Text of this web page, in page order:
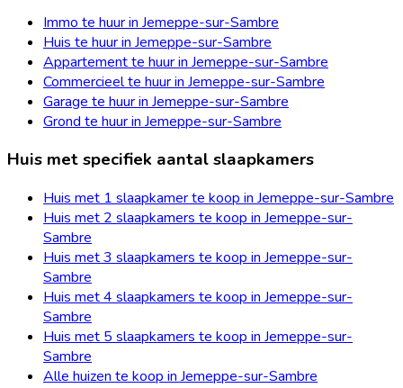
Immo te huur in Jemeppe-sur-Sambre
Huis te huur in Jemeppe-sur-Sambre
Appartement te huur in Jemeppe-sur-Sambre
Commercieel te huur in Jemeppe-sur-Sambre
Garage te huur in Jemeppe-sur-Sambre
Grond te huur in Jemeppe-sur-Sambre
Huis met specifiek aantal slaapkamers
Huis met 1 slaapkamer te koop in Jemeppe-sur-Sambre
Huis met 2 slaapkamers te koop in Jemeppe-sur-
Sambre
Huis met 3 slaapkamers te koop in Jemeppe-sur-
Sambre
Huis met 4 slaapkamers te koop in Jemeppe-sur-
Sambre
Huis met 5 slaapkamers te koop in Jemeppe-sur-
Sambre
Alle huizen te koop in Jemeppe-sur-Sambre